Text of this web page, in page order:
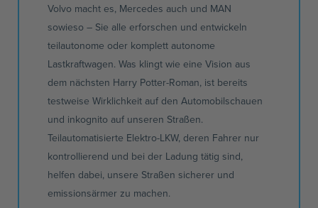
Volvo macht es, Mercedes auch und MAN
sowieso – Sie alle erforschen und entwickeln
teilautonome oder komplett autonome
Lastkraftwagen. Was klingt wie eine Vision aus
dem nächsten Harry Potter-Roman, ist bereits
testweise Wirklichkeit auf den Automobilschauen
und inkognito auf unseren Straßen.
Teilautomatisierte Elektro-LKW, deren Fahrer nur
kontrollierend und bei der Ladung tätig sind,
helfen dabei, unsere Straßen sicherer und
emissionsärmer zu machen.